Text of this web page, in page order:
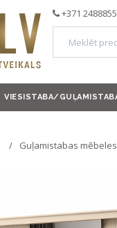
+371
VIESISTABA/
Guļamistabas